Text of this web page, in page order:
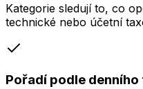
Kategorie sledují to, co
technické nebo účetní
Pořadí podle